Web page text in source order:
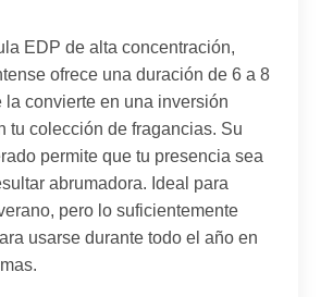
EDP de alta concentración,
ofrece una duración de 6 a 8
la convierte en una inversión
tu colección de fragancias. Su
permite que tu presencia sea
abrumadora. Ideal para
pero lo suficientemente
usarse durante todo el año en